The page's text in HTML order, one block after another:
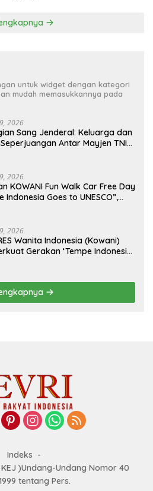
untuk widget dengan kategori
mudah memasukkannya pada
2026
Sang Jenderal: Keluarga dan
Antar Mayjen TNI
2026
KOWANI Fun Walk Car Free Day
Indonesia Goes to UNESCO”,
2026
Wanita Indonesia (Kowani)
Gerakan ‘Tempe Indonesia
Indeks
)Undang-Undang Nomor 40
tentang Pers.